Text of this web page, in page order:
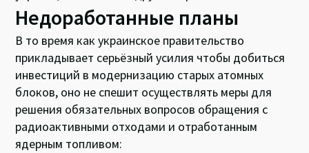
Недоработанные планы
В то время как украинское правительство
прикладывает серьёзный усилия чтобы добиться
инвестиций в модернизацию старых атомных
блоков, оно не спешит осуществлять меры для
решения обязательных вопросов обращения с
радиоактивными отходами и отработанным
ядерным топливом: